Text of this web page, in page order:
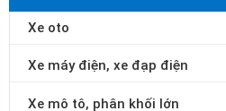
Xe oto
Xe máy điện, xe đạp điện
Xe mô tô, phân khối lớn